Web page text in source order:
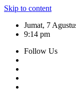
Skip to content
Jumat, 7
9:14 pm
Follow Us